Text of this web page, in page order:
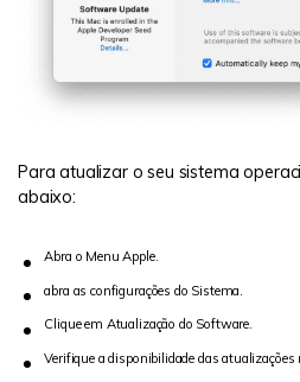
Para atualizar o seu sistema
abaixo:
Abra o Menu Apple.
abra as configurações do Sistema.
Clique em Atualização do Software.
Verifique a disponibilidade das